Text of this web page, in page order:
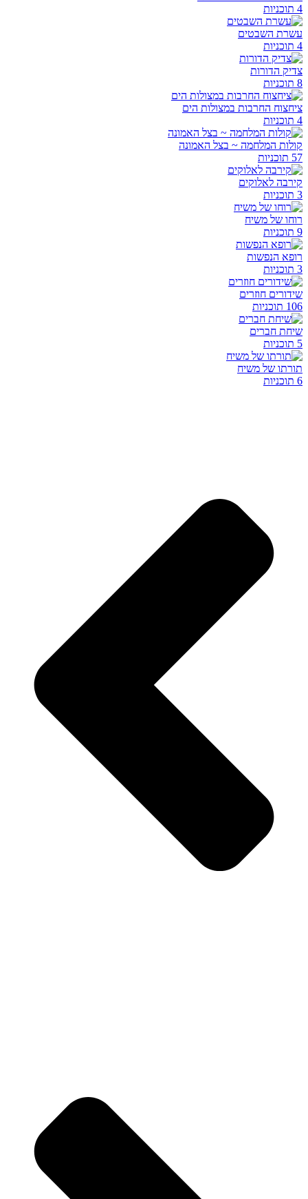
4 תוכניות
עשרת השבטים
4 תוכניות
צדיק הדורות
8 תוכניות
ציחצוח החרבות במצולות הים
4 תוכניות
קולות המלחמה ~ בצל האמונה
57 תוכניות
קירבה לאלוקים
3 תוכניות
רוחו של משיח
9 תוכניות
רופא הנפשות
3 תוכניות
שידורים חוזרים
106 תוכניות
שיחת חברים
5 תוכניות
תורתו של משיח
6 תוכניות